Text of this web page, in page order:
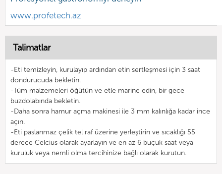
www.profetech.az
Talimatlar
-Eti temizleyin, kurulayıp ardından etin sertleşmesi için 3 saat
dondurucuda bekletin.
-Tüm malzemeleri öğütün ve etle marine edin, bir gece
buzdolabında bekletin.
-Daha sonra hamur açma makinesi ile 3 mm kalınlığa kadar ince
açın.
-Eti paslanmaz çelik tel raf üzerine yerleştirin ve sıcaklığı 55
derece Celcius olarak ayarlayın ve en az 6 buçuk saat veya
kuruluk veya nemli olma tercihinize bağlı olarak kurutun.